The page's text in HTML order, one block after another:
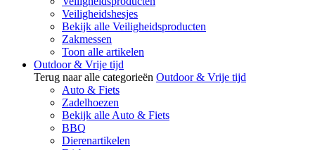
Veiligheidshesjes
Bekijk alle Veiligheidsproducten
Zakmessen
Toon alle artikelen
Outdoor & Vrije tijd
Terug naar alle categorieën Outdoor & Vrije tijd
Auto & Fiets
Zadelhoezen
Bekijk alle Auto & Fiets
BBQ
Dierenartikelen